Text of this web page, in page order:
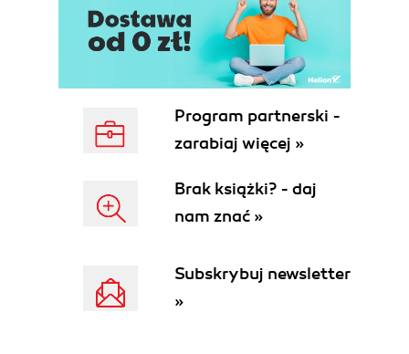
Program partnerski -
zarabiaj więcej »
Brak książki? - daj
nam znać »
Subskrybuj newsletter
»